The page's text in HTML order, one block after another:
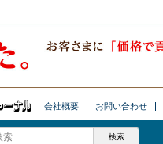
会社概要 お問い合わせ